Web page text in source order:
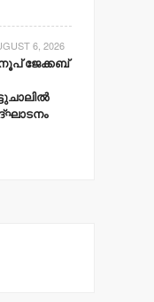
6, 2026
ജേക്കബ്